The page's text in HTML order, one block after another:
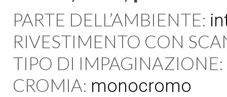
PARTE DELL’AMBIENTE:
RIVESTIMENTO CON
TIPO DI IMPAGINAZIONE:
CROMIA: monocromo